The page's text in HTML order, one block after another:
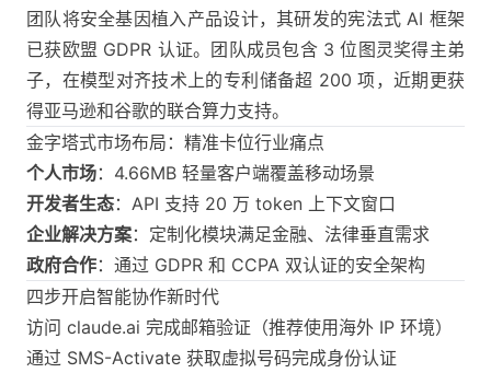
团队将安全基因植入产品设计，其研发的宪法式 AI 框架
已获欧盟 GDPR 认证。团队成员包含 3 位图灵奖得主弟
子，在模型对齐技术上的专利储备超 200 项，近期更获
得亚马逊和谷歌的联合算力支持。
金字塔式市场布局：精准卡位行业痛点
个人市场：4.66MB 轻量客户端覆盖移动场景
开发者生态：API 支持 20 万 token 上下文窗口
企业解决方案：定制化模块满足金融、法律垂直需求
政府合作：通过 GDPR 和 CCPA 双认证的安全架构
四步开启智能协作新时代
访问 claude.ai 完成邮箱验证（推荐使用海外 IP 环境）
通过 SMS-Activate 获取虚拟号码完成身份认证